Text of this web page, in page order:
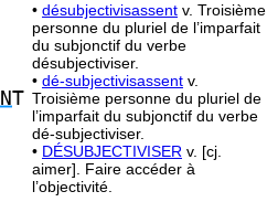
NT
• désubjectivisassent v. Troisième
personne du pluriel de l’imparfait
du subjonctif du verbe
désubjectiviser.
• dé-subjectivisassent v.
Troisième personne du pluriel de
l’imparfait du subjonctif du verbe
dé-subjectiviser.
• DÉSUBJECTIVISER v. [cj.
aimer]. Faire accéder à
l’objectivité.